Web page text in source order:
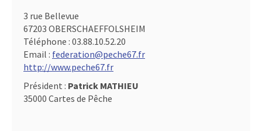
3 rue Bellevue
67203 OBERSCHAEFFOLSHEIM
Téléphone : 03.88.10.52.20
Email : federation@peche67.fr
http://www.peche67.fr
Président : Patrick MATHIEU
35000 Cartes de Pêche